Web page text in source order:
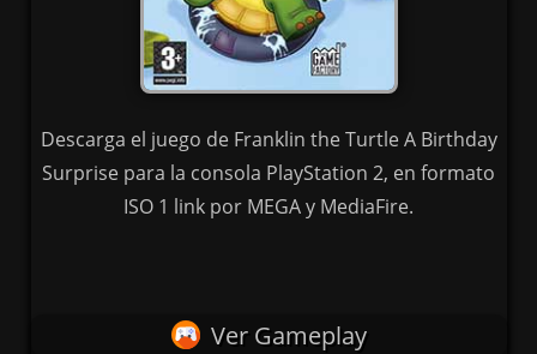
Descarga el juego de Franklin the Turtle A Birthday
Surprise para la consola PlayStation 2, en formato
ISO 1 link por MEGA y MediaFire.
Ver Gameplay